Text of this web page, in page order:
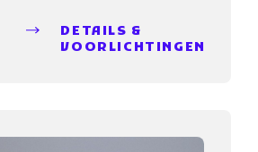
DETAILS &
VOORLICHTINGEN